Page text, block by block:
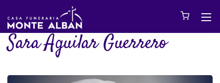
Sara Aguilar Guerrero